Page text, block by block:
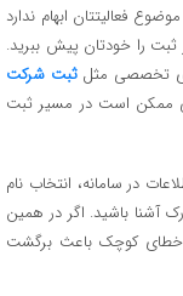
فعالیتتان ابهام ندارد
ثبت را خودتان پیش ببرید.
تخصصی مثل ثبت شرکت
ممکن است در مسیر ثبت
در سامانه، انتخاب نام
آشنا باشید. اگر در همین
خطای کوچک باعث برگشت